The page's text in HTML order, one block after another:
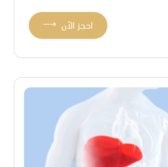
⟶ احجز الآن